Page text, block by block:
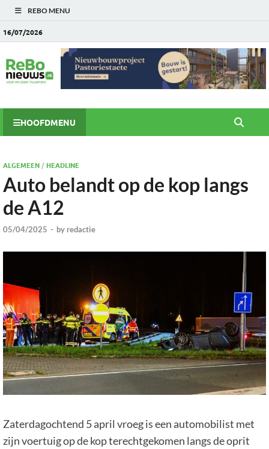
REBO MENU
16/07/2026
HOOFDMENU
ALGEMEEN/ HEADLINE
Auto belandt op de kop langs
de A12
05/04/2025 - by redactie
Zaterdagochtend 5 april vroeg is een automobilist met
zijn voertuig op de kop terechtgekomen langs de oprit